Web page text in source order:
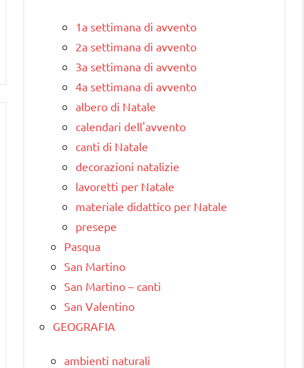
1a settimana di avvento
2a settimana di avvento
3a settimana di avvento
4a settimana di avvento
albero di Natale
calendari dell'avvento
canti di Natale
decorazioni natalizie
lavoretti per Natale
materiale didattico per Natale
presepe
Pasqua
San Martino
San Martino – canti
San Valentino
GEOGRAFIA
ambienti naturali